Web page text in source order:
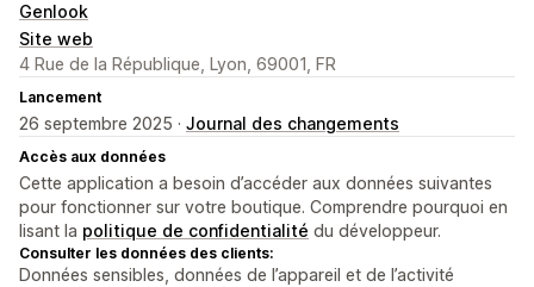
Genlook
Site web
4 Rue de la République, Lyon, 69001, FR
Lancement
26 septembre 2025 · Journal des changements
Accès aux données
Cette application a besoin d’accéder aux données suivantes
pour fonctionner sur votre boutique. Comprendre pourquoi en
lisant la politique de confidentialité du développeur.
Consulter les données des clients:
Données sensibles, données de l’appareil et de l’activité